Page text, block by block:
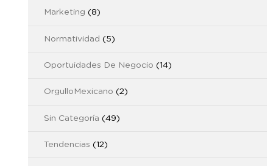
Marketing (8)
Normatividad (5)
Oportuidades De Negocio (14)
OrgulloMexicano (2)
Sin Categoría (49)
Tendencias (12)